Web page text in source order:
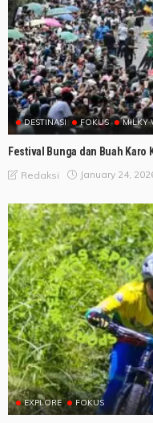
DESTINASI FOKUS MILKY
Festival Bunga dan Buah Karo
Redaksi January 24,
EXPLORE FOKUS